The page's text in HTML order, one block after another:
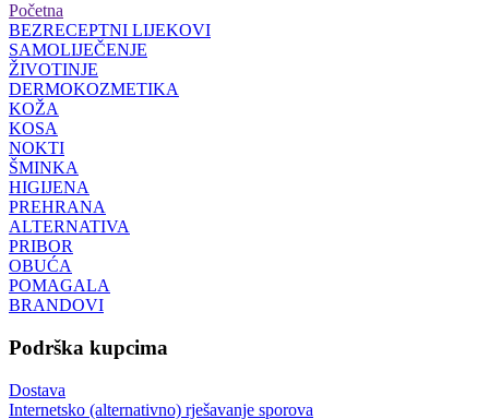
Početna
BEZRECEPTNI LIJEKOVI
SAMOLIJEČENJE
ŽIVOTINJE
DERMOKOZMETIKA
KOŽA
KOSA
NOKTI
ŠMINKA
HIGIJENA
PREHRANA
ALTERNATIVA
PRIBOR
OBUĆA
POMAGALA
BRANDOVI
Podrška kupcima
Dostava
Internetsko (alternativno) rješavanje sporova